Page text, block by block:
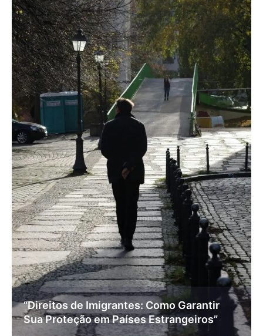
“Direitos de Imigrantes: Como Garantir
Sua Proteção em Países Estrangeiros”